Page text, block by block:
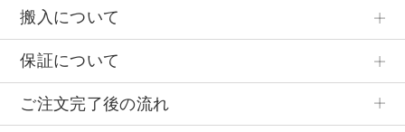
搬入について
保証について
ご注文完了後の流れ